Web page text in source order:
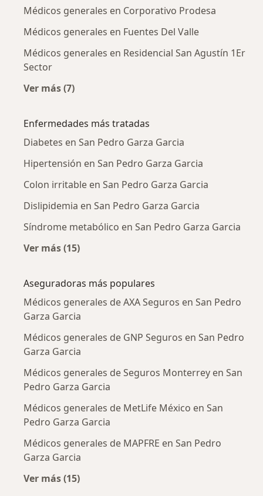
Médicos generales en Corporativo Prodesa
Médicos generales en Fuentes Del Valle
Médicos generales en Residencial San Agustín 1Er
Sector
Ver más (7)
Enfermedades más tratadas
Diabetes en San Pedro Garza Garcia
Hipertensión en San Pedro Garza Garcia
Colon irritable en San Pedro Garza Garcia
Dislipidemia en San Pedro Garza Garcia
Síndrome metabólico en San Pedro Garza Garcia
Ver más (15)
Aseguradoras más populares
Médicos generales de AXA Seguros en San Pedro
Garza Garcia
Médicos generales de GNP Seguros en San Pedro
Garza Garcia
Médicos generales de Seguros Monterrey en San
Pedro Garza Garcia
Médicos generales de MetLife México en San
Pedro Garza Garcia
Médicos generales de MAPFRE en San Pedro
Garza Garcia
Ver más (15)